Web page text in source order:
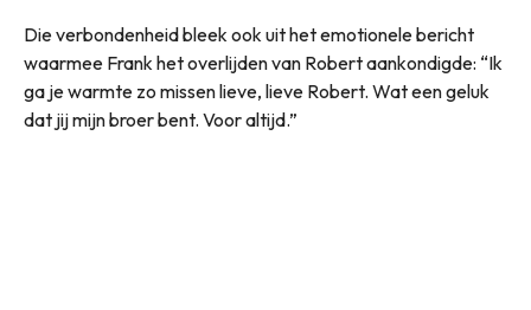
Die verbondenheid bleek ook uit het emotionele bericht
waarmee Frank het overlijden van Robert aankondigde: “Ik
ga je warmte zo missen lieve, lieve Robert. Wat een geluk
dat jij mijn broer bent. Voor altijd.”